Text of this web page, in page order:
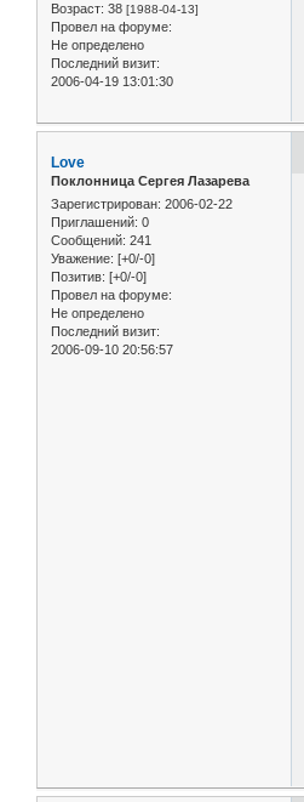
Возраст: 38 [1988-04-13]
Провел на форуме:
Не определено
Последний визит:
2006-04-19 13:01:30
Love
Поклонница Сергея Лазарева
Зарегистрирован: 2006-02-22
Приглашений: 0
Сообщений: 241
Уважение: [+0/-0]
Позитив: [+0/-0]
Провел на форуме:
Не определено
Последний визит:
2006-09-10 20:56:57